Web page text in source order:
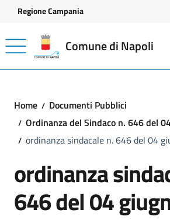
Vai ai contenuti
Vai al footer
Regione Campania
Comune di Napoli
Home
Documenti Pubblici
Ordinanza del Sindaco n. 646 del
ordinanza sindacale n. 646 del 04
ordinanza
646 del 04